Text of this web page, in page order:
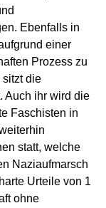
Ebenfalls in
einer
Prozess zu
sitzt die
Auch ihr wird die
Faschisten in
statt, welche
Naziaufmarsch
Urteile von 1
ohne